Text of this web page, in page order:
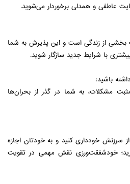
عاطفی و همدلی برخوردار می‌شوید.
بخشی از زندگی است و این پذیرش به شما
با شرایط جدید سازگار شوید.
باشید:
مشکلات، به شما در گذر از بحران‌ها
از سرزنش خودداری کنید و به خودتان اجازه
خودشفقت‌ورزی نقش مهمی در تقویت